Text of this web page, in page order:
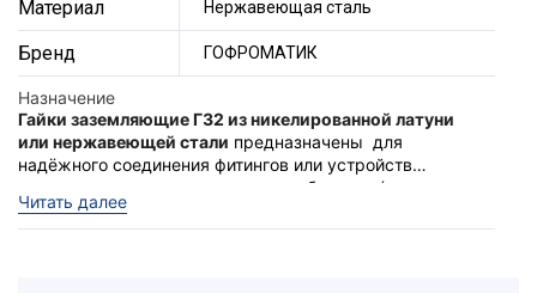
Материал Нержавеющая сталь
Бренд ГОФРОМАТИК
Назначение
Гайки заземляющие ГЗ2 из никелированной латуни
или нержавеющей стали предназначены для
надёжного соединения фитингов или устройств
вводимых в электротехнические оболочки (ящики,
щиты управления, коробки). Гайки ГЗ2, за счёт
острых зубцов создают надёжный электрический
Рекомендованы к использованию с фитингами типа
Читать далее